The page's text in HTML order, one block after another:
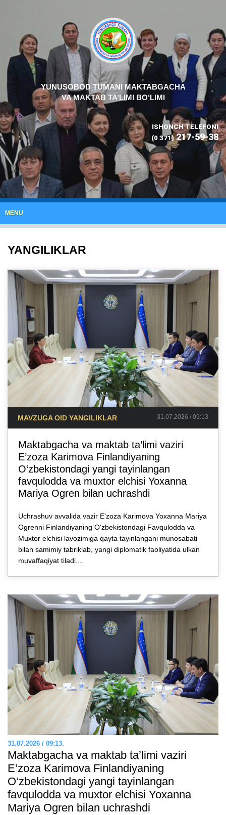
YUNUSOBOD TUMANI MAKTABGACHA
VA MAKTAB TA’LIMI BO‘LIMI
ISHONCH TELEFONI
(0 371)217-59-38
MENU
YANGILIKLAR
MAVZUGA OID YANGILIKLAR 31.07.2026 / 09:13
Maktabgacha va maktab ta’limi vaziri
E’zozа Karimova Finlandiyaning
O‘zbekistondagi yangi tayinlangan
favqulodda va muxtor elchisi Yoxanna
Mariya Ogren bilan uchrashdi
Uchrashuv avvalida vazir E'zoza Karimova Yoxanna Mariya
Ogrenni Finlandiyaning O‘zbekistondagi Favqulodda va
Muxtor elchisi lavozimiga qayta tayinlangani munosabati
bilan samimiy tabriklab, yangi diplomatik faoliyatida ulkan
muvaffaqiyat tiladi....
31.07.2026 / 09:13.
Maktabgacha va maktab ta’limi vaziri
E’zozа Karimova Finlandiyaning
O‘zbekistondagi yangi tayinlangan
favqulodda va muxtor elchisi Yoxanna
Mariya Ogren bilan uchrashdi